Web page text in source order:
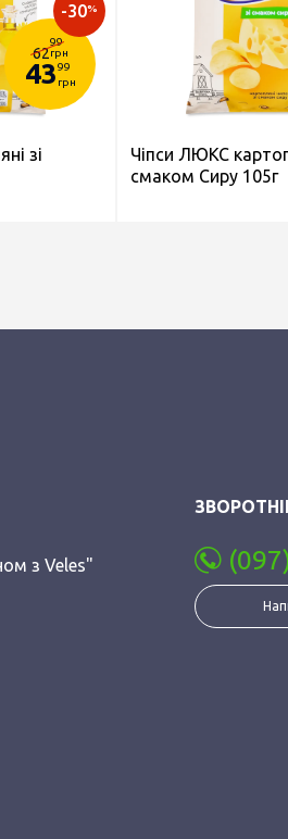
62
99
грн
4399
грн
-30%
зі
Чіпси ЛЮКС
смаком Сиру 105г
з Veles"